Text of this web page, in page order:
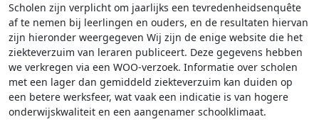
Scholen zijn verplicht om jaarlijks een tevredenheidsenquête
af te nemen bij leerlingen en ouders, en de resultaten hiervan
zijn hieronder weergegeven Wij zijn de enige website die het
ziekteverzuim van leraren publiceert. Deze gegevens hebben
we verkregen via een WOO-verzoek. Informatie over scholen
met een lager dan gemiddeld ziekteverzuim kan duiden op
een betere werksfeer, wat vaak een indicatie is van hogere
onderwijskwaliteit en een aangenamer schoolklimaat.